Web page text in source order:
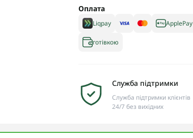
Оплата
Liqpay ApplePay
готівкою
Служба підтримки
Служба підтримки клієнтів
24/7 без вихідних